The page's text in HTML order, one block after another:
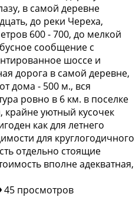
в самой деревне
до реки Череха,
600 - 700, до мелкой
сообщение с
шоссе и
дорога в самой деревне,
дома - 500 м., вся
ровно в 6 км. в поселке
уютный кусочек
как для летнего
для круглогодичного
отдельно стоящие
вполне адекватная,
45 просмотров